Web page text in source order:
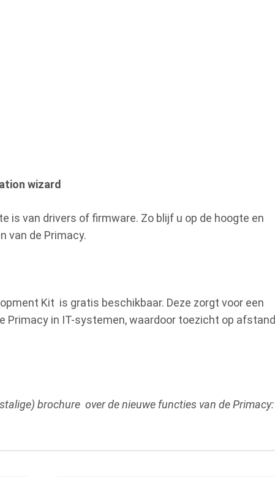
wizard
is van drivers of firmware. Zo blijf u op de hoogte en
van de Primacy.
Kit is gratis beschikbaar. Deze zorgt voor een
Primacy in IT-systemen, waardoor toezicht op afstand
brochure over de nieuwe functies van de Primacy: